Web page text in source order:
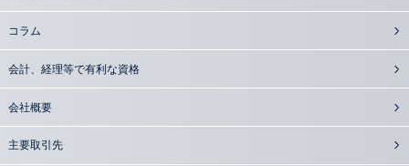
コラム
会計、経理等で有利な資格
会社概要
主要取引先